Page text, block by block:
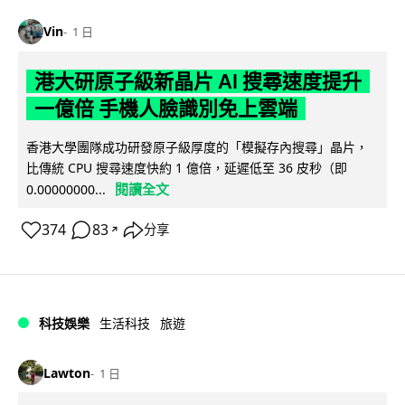
Vin 1 日
港大研原子級新晶片 AI 搜尋速度提升
一億倍 手機人臉識別免上雲端
香港大學團隊成功研發原子級厚度的「模擬存內搜尋」晶片，
比傳統 CPU 搜尋速度快約 1 億倍，延遲低至 36 皮秒（即
0.00000000...
閱讀全文
374 83 ↗ 分享
科技娛樂 生活科技 旅遊
Lawton 1 日